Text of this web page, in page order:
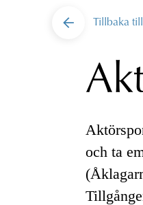
Tillbaka till
och ta